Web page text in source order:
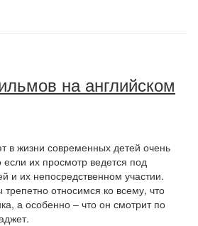
на английском
в жизни современных детей очень
их просмотр ведется под
и их непосредственном участии.
относимся ко всему, что
а особенно – что он смотрит по